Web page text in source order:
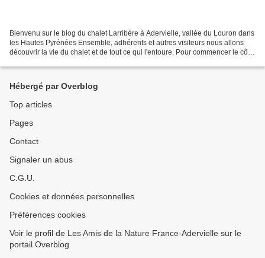
Bienvenu sur le blog du chalet Larribère à Adervielle, vallée du Louron dans
les Hautes Pyrénées Ensemble, adhérents et autres visiteurs nous allons
découvrir la vie du chalet et de tout ce qui l'entoure. Pour commencer le côté
Hébergé par Overblog
Top articles
Pages
Contact
Signaler un abus
C.G.U.
Cookies et données personnelles
Préférences cookies
Voir le profil de Les Amis de la Nature France-Adervielle sur le
portail Overblog